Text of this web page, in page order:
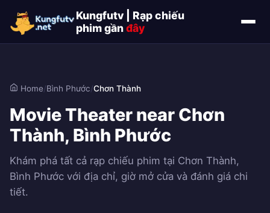
Kungfutv | Rạp chiếu
phim gầnđây
Home/Bình Phước/Chơn Thành
Movie Theater near Chơn
Thành, Bình Phước
Khám phá tất cả rạp chiếu phim tại Chơn Thành,
Bình Phước với địa chỉ, giờ mở cửa và đánh giá chi
tiết.